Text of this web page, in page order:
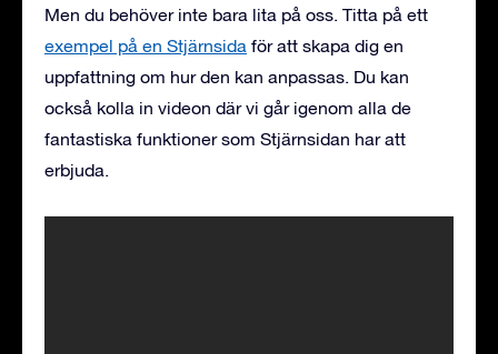
Men du behöver inte bara lita på oss. Titta på ett
exempel på en Stjärnsida för att skapa dig en
uppfattning om hur den kan anpassas. Du kan
också kolla in videon där vi går igenom alla de
fantastiska funktioner som Stjärnsidan har att
erbjuda.